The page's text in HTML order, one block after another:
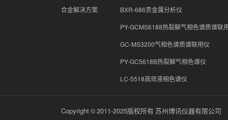
合金解决方案
BXR-686贵金属分析仪
PY-GCMS6188热裂解气相色谱质谱联
GC-MS3200气相色谱质谱联用仪
PY-GC5618B热裂解气相色谱仪
LC-5518高效液相色谱仪
Copyright © 2011-2025版权所有 苏州博讯仪器有限公司